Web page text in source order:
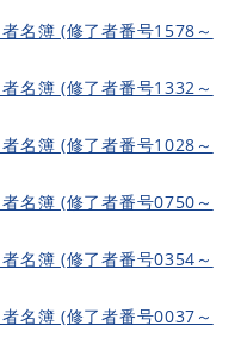
名簿 (修了者番号1578～
名簿 (修了者番号1332～
名簿 (修了者番号1028～
名簿 (修了者番号0750～
名簿 (修了者番号0354～
名簿 (修了者番号0037～